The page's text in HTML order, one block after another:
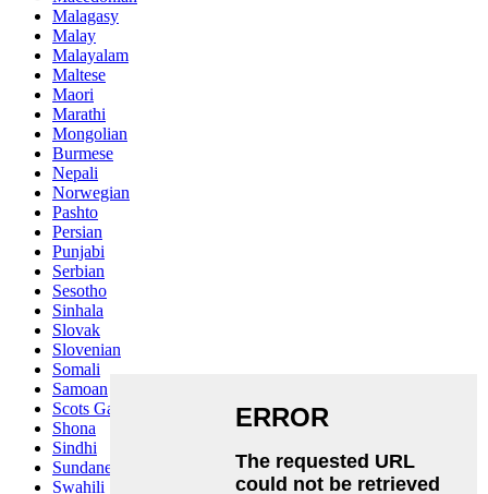
Malagasy
Malay
Malayalam
Maltese
Maori
Marathi
Mongolian
Burmese
Nepali
Norwegian
Pashto
Persian
Punjabi
Serbian
Sesotho
Sinhala
Slovak
Slovenian
Somali
Samoan
Scots Gaelic
Shona
Sindhi
Sundanese
Swahili